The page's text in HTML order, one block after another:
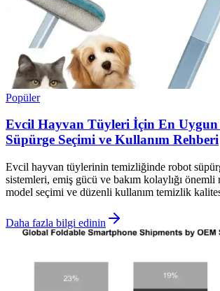
Popüler
Evcil Hayvan Tüyleri İçin En
Süpürge Seçimi ve Kullanım Rehberi
Evcil hayvan tüylerinin temizliğinde robot
sistemleri, emiş gücü ve bakım kolaylığı
model seçimi ve düzenli kullanım temizlik
Daha fazla bilgi edinin